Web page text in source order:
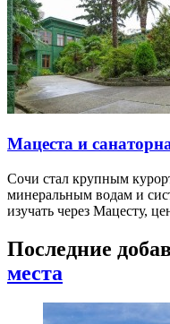
Мацеста и
Сочи стал крупным
минеральным водам и
изучать через Мацесту,
Последние
места